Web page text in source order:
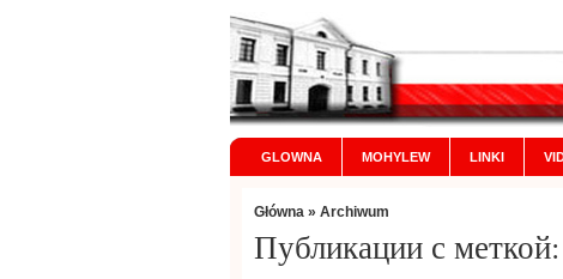
GLOWNA MOHYLEW LINKI
Główna » Archiwum
Публикации с